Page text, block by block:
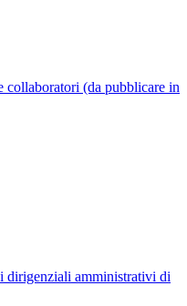
collaboratori (da pubblicare in
dirigenziali amministrativi di